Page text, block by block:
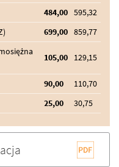
484,00 595,32
699,00 859,77
105,00 129,15
90,00
110,70
25,00 30,75